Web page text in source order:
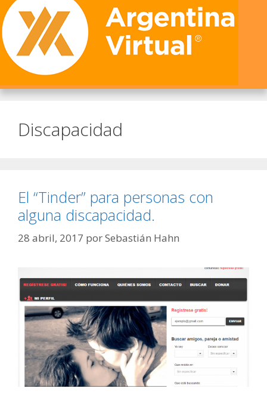
Discapacidad
El “Tinder” para personas con
alguna discapacidad.
28 abril, 2017 porSebastián Hahn